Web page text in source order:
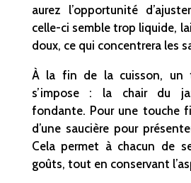
aurez l’opportunité
celle-ci semble trop liquide,
doux, ce qui concentrera les
À la fin de la cuisson, un
s’impose : la chair du
fondante. Pour une touche
d’une saucière pour
Cela permet à chacun de
goûts, tout en conservant